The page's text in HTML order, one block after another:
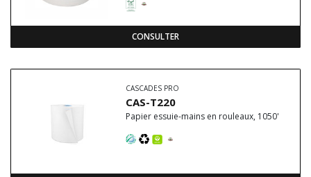
CONSULTER
CASCADES PRO
CAS-T220
Papier essuie-mains en rouleaux, 1050'